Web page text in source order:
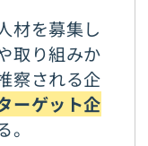
材を募集し
取り組みか
察される企
ーゲット企